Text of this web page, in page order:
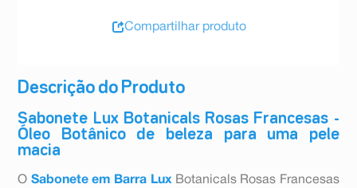
Descrição do Produto
Sabonete Lux Botanicals Rosas Francesas -
Óleo Botânico de beleza para uma pele
macia
O Sabonete em Barra Lux Botanicals Rosas Francesas
Compartilhar produto